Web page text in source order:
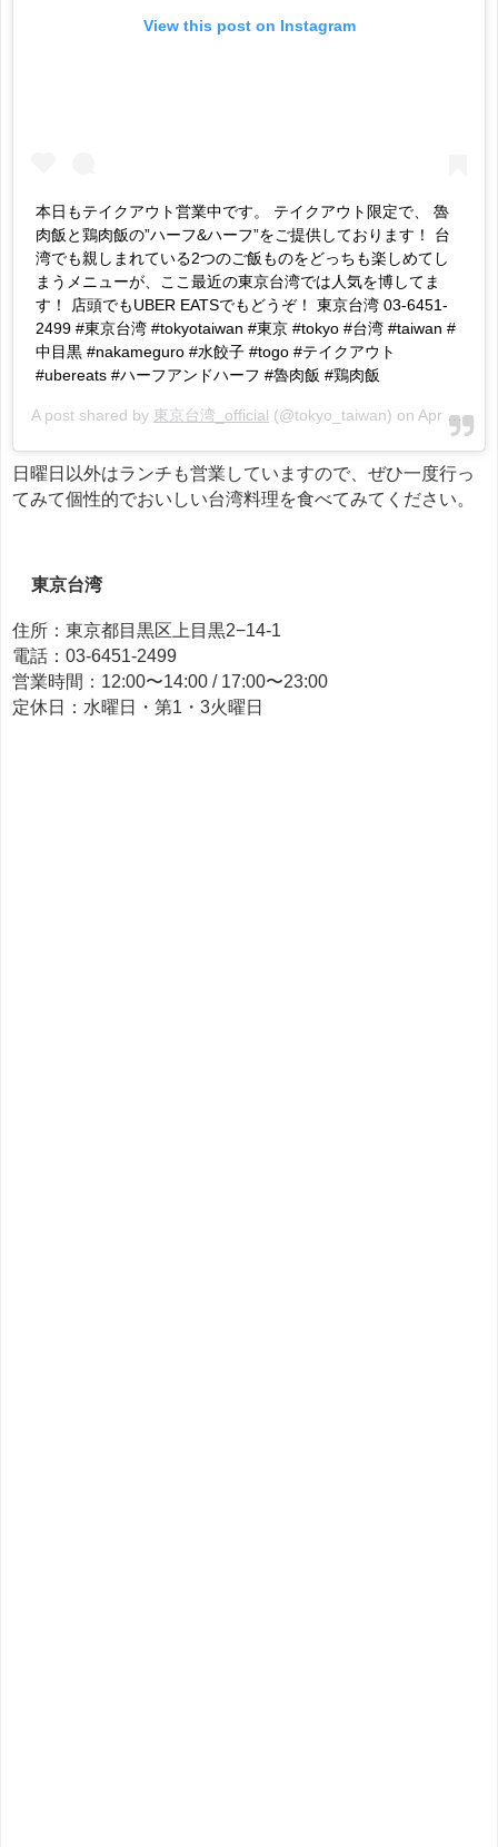
View this post on Instagram
本日もテイクアウト営業中です。 テイクアウト限定で、 魯
肉飯と鶏肉飯の”ハーフ&ハーフ”をご提供しております！ 台
湾でも親しまれている2つのご飯ものをどっちも楽しめてし
まうメニューが、ここ最近の東京台湾では人気を博してま
す！ 店頭でもUBER EATSでもどうぞ！ 東京台湾 03-6451-
2499 #東京台湾 #tokyotaiwan #東京 #tokyo #台湾 #taiwan #
中目黒 #nakameguro #水餃子 #togo #テイクアウト
#ubereats #ハーフアンドハーフ #魯肉飯 #鶏肉飯
A post shared by 東京台湾_official (@tokyo_taiwan) on Apr 10, 2020 at 1:33am PDT
日曜日以外はランチも営業していますので、ぜひ一度行っ
てみて個性的でおいしい台湾料理を食べてみてください。
東京台湾
住所：東京都目黒区上目黒2−14-1
電話：03-6451-2499
営業時間：12:00〜14:00 / 17:00〜23:00
定休日：水曜日・第1・3火曜日